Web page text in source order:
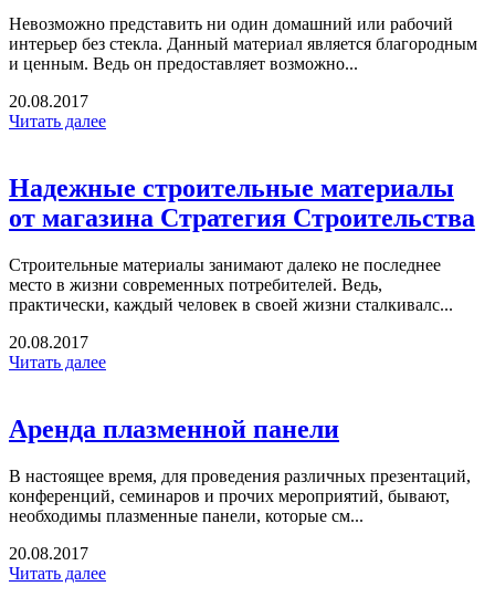
Невозможно представить ни один домашний или рабочий
интерьер без стекла. Данный материал является благородным
и ценным. Ведь он предоставляет возможно...
20.08.2017
Читать далее
Надежные строительные материалы
от магазина Стратегия Строительства
Строительные материалы занимают далеко не последнее
место в жизни современных потребителей. Ведь,
практически, каждый человек в своей жизни сталкивалс...
20.08.2017
Читать далее
Аренда плазменной панели
В настоящее время, для проведения различных презентаций,
конференций, семинаров и прочих мероприятий, бывают,
необходимы плазменные панели, которые см...
20.08.2017
Читать далее